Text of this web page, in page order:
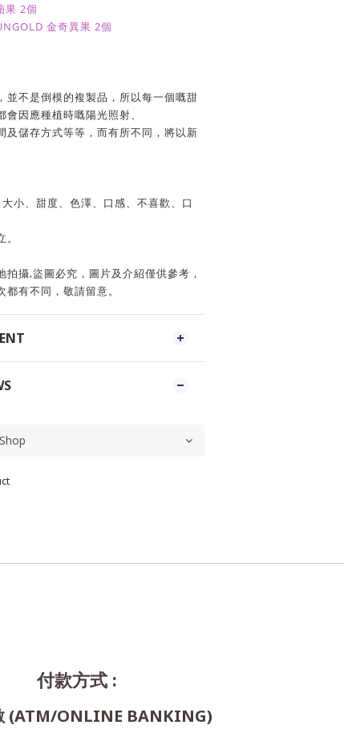
果 2個
金奇異果 2個
並不是倒模的複製品，所以每一個嘅甜
因應種植時嘅陽光照射、
及儲存方式等等，而有所不同，將以新
小、甜度、色澤、口感、不喜歡、口
拍攝,盜圖必究，圖片及介紹僅供參考，
有不同，敬請留意。
付款方式 :
(ATM/ONLINE BANKING)